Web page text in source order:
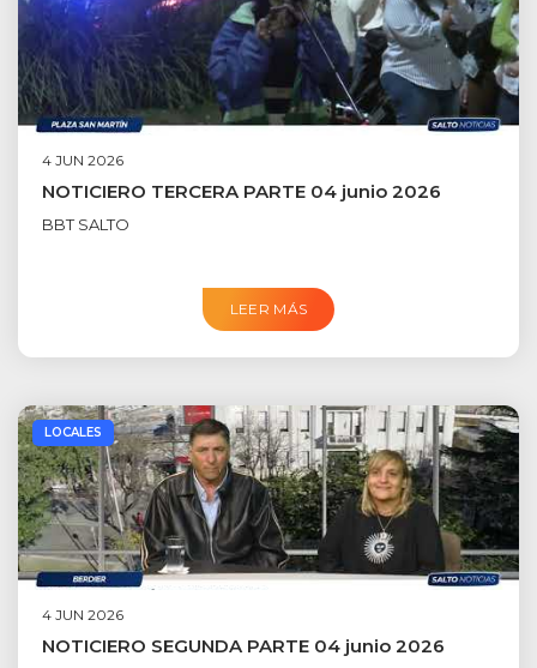
4 JUN 2026
NOTICIERO TERCERA PARTE 04 junio 2026
BBT SALTO
LEER MÁS
LOCALES
4 JUN 2026
NOTICIERO SEGUNDA PARTE 04 junio 2026